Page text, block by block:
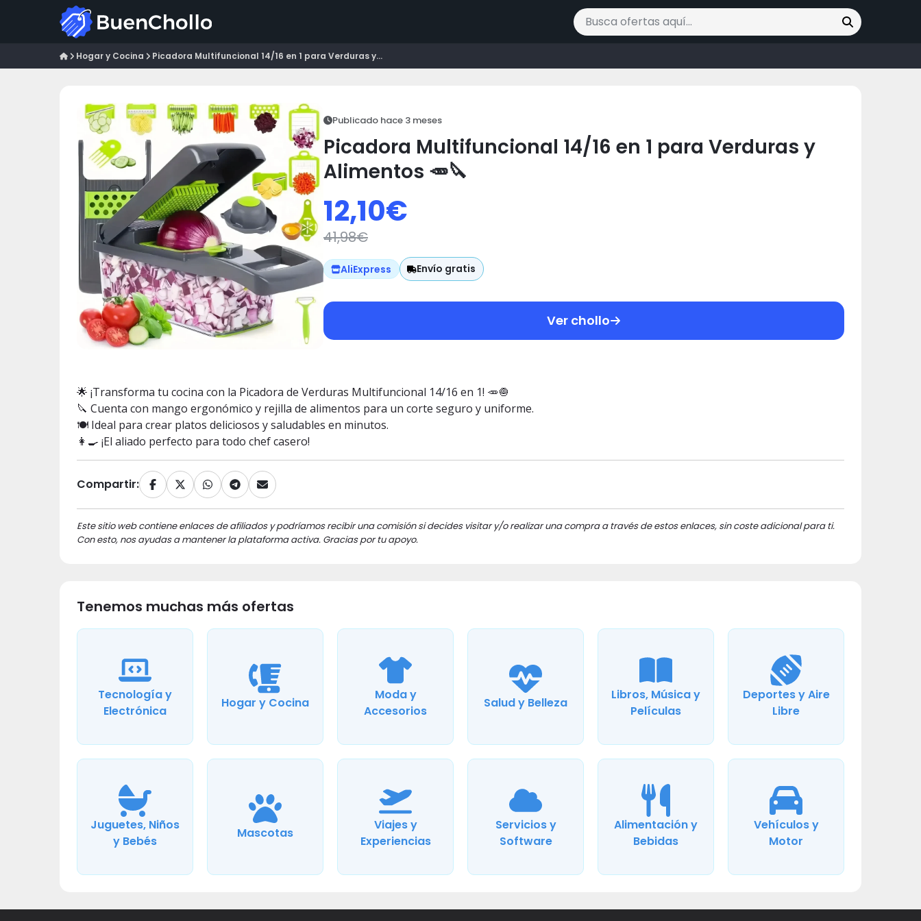
Buscar ofertas
Hogar y Cocina Picadora Multifuncional 14/16 en 1 para Verduras y...
Publicado hace 3 meses
Picadora Multifuncional 14/16 en 1 para Verduras y
Alimentos 🥕🔪
12,10€
41,98€
AliExpress Envío gratis
Ver chollo
🌟 ¡Transforma tu cocina con la Picadora de Verduras Multifuncional 14/16 en 1! 🥕🧅
🔪 Cuenta con mango ergonómico y rejilla de alimentos para un corte seguro y uniforme.
🍽️ Ideal para crear platos deliciosos y saludables en minutos.
👩‍🍳 ¡El aliado perfecto para todo chef casero!
Compartir:
Este sitio web contiene enlaces de afiliados y podríamos recibir una comisión si decides visitar y/o realizar una compra a través de estos enlaces, sin coste adicional para ti.
Con esto, nos ayudas a mantener la plataforma activa. Gracias por tu apoyo.
Tenemos muchas más ofertas
Tecnología y
Electrónica
Hogar y Cocina
Moda y
Accesorios
Salud y Belleza
Libros, Música y
Películas
Deportes y Aire
Libre
Juguetes, Niños
y Bebés
Mascotas
Viajes y
Experiencias
Servicios y
Software
Alimentación y
Bebidas
Vehículos y
Motor